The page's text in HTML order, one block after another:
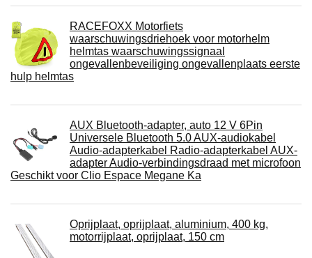
RACEFOXX Motorfiets
waarschuwingsdriehoek voor motorhelm
helmtas waarschuwingssignaal
ongevallenbeveiliging ongevallenplaats eerste
hulp helmtas
AUX Bluetooth-adapter, auto 12 V 6Pin
Universele Bluetooth 5.0 AUX-audiokabel
Audio-adapterkabel Radio-adapterkabel AUX-
adapter Audio-verbindingsdraad met microfoon
Geschikt voor Clio Espace Megane Ka
Oprijplaat, oprijplaat, aluminium, 400 kg,
motorrijplaat, oprijplaat, 150 cm